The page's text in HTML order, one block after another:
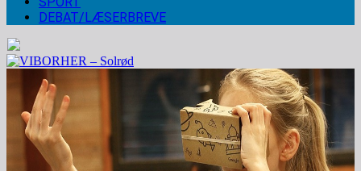
DEBAT/LÆSERBREVE